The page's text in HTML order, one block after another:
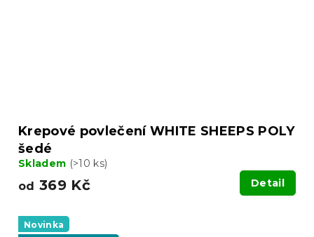
Krepové povlečení WHITE SHEEPS POLY
šedé
Skladem (>10 ks)
od 369 Kč Detail
Novinka